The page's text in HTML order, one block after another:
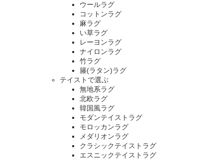
ウールラグ
コットンラグ
麻ラグ
い草ラグ
レーヨンラグ
ナイロンラグ
竹ラグ
籐(ラタン)ラグ
テイストで選ぶ
無地系ラグ
北欧ラグ
韓国風ラグ
モダンテイストラグ
モロッカンラグ
メダリオンラグ
クラシックテイストラグ
エスニックテイストラグ